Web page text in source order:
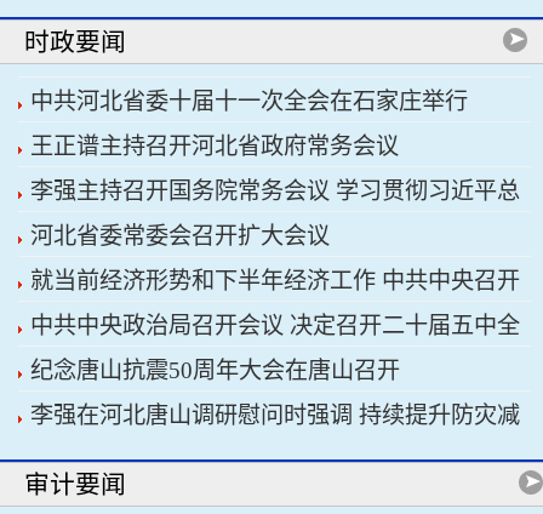
时政要闻
中共河北省委十届十一次全会在石家庄举行
王正谱主持召开河北省政府常务会议
李强主持召开国务院常务会议 学习贯彻习近平总
书记关于上半年经济形势和做好下半年经济工作的
重要讲话精神
河北省委常委会召开扩大会议
就当前经济形势和下半年经济工作 中共中央召开
党外人士座谈会 习近平主持并发表重要讲话
中共中央政治局召开会议 决定召开二十届五中全
会 分析研究当前经济形势和经济工作 中共中央总
书记习近平主持会议
纪念唐山抗震50周年大会在唐山召开
李强在河北唐山调研慰问时强调 持续提升防灾减
灾救灾能力 切实保障人民群众生命财产安全
审计要闻